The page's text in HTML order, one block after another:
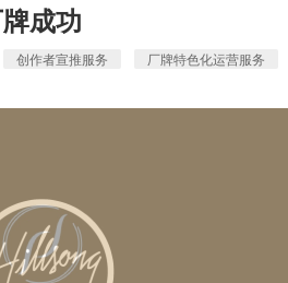
成功
创作者宣推服务 厂牌特色化运营服务